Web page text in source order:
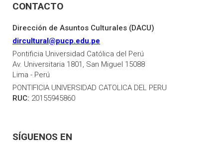
CONTACTO
Dirección de Asuntos Culturales (DACU)
dircultural@pucp.edu.pe
Pontificia Universidad Católica del Perú
Av. Universitaria 1801, San Miguel 15088
Lima - Perú
PONTIFICIA UNIVERSIDAD CATOLICA DEL PERU
RUC: 20155945860
SÍGUENOS EN